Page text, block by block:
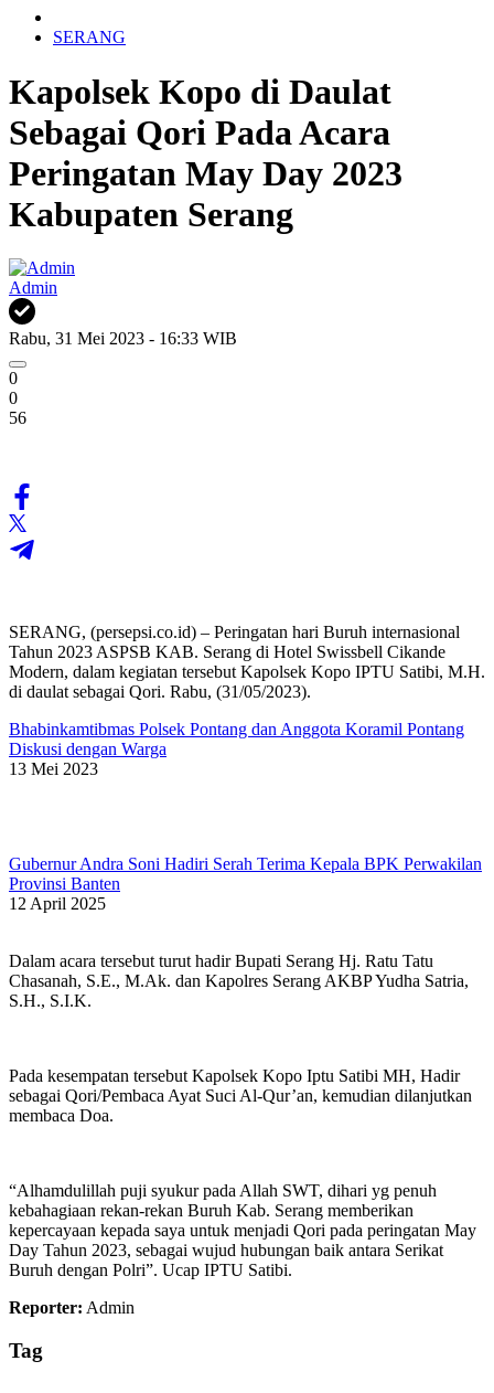
SERANG
Kapolsek Kopo di Daulat
Sebagai Qori Pada Acara
Peringatan May Day 2023
Kabupaten Serang
Admin
Rabu, 31 Mei 2023 - 16:33 WIB
0
0
56
SERANG, (persepsi.co.id) – Peringatan hari Buruh internasional
Tahun 2023 ASPSB KAB. Serang di Hotel Swissbell Cikande
Modern, dalam kegiatan tersebut Kapolsek Kopo IPTU Satibi, M.H.
di daulat sebagai Qori. Rabu, (31/05/2023).
Bhabinkamtibmas Polsek Pontang dan Anggota Koramil Pontang
Diskusi dengan Warga
13 Mei 2023
Gubernur Andra Soni Hadiri Serah Terima Kepala BPK Perwakilan
Provinsi Banten
12 April 2025
Dalam acara tersebut turut hadir Bupati Serang Hj. Ratu Tatu
Chasanah, S.E., M.Ak. dan Kapolres Serang AKBP Yudha Satria,
S.H., S.I.K.
Pada kesempatan tersebut Kapolsek Kopo Iptu Satibi MH, Hadir
sebagai Qori/Pembaca Ayat Suci Al-Qur’an, kemudian dilanjutkan
membaca Doa.
“Alhamdulillah puji syukur pada Allah SWT, dihari yg penuh
kebahagiaan rekan-rekan Buruh Kab. Serang memberikan
kepercayaan kepada saya untuk menjadi Qori pada peringatan May
Day Tahun 2023, sebagai wujud hubungan baik antara Serikat
Buruh dengan Polri”. Ucap IPTU Satibi.
Reporter: Admin
Tag